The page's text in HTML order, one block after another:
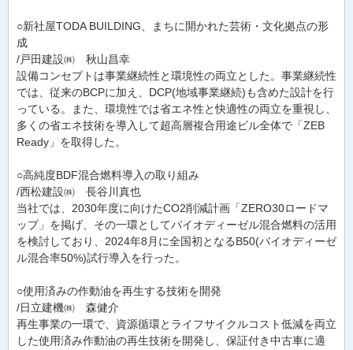
○新社屋TODA BUILDING、まちに開かれた芸術・文化拠点の形
成
/戸田建設㈱ 秋山昌幸
設備コンセプトは事業継続性と環境性の両立とした。事業継続性
では、従来のBCPに加え、DCP(地域事業継続)も含めた設計を行
っている。また、環境性では省エネ性と快適性の両立を重視し、
多くの省エネ技術を導入して超高層複合用途ビル全体で「ZEB
Ready」を取得した。
○高純度BDF混合燃料導入の取り組み
/西松建設㈱ 長谷川真也
当社では、2030年度に向けたCO2削減計画「ZERO30ロードマ
ップ」を掲げ、その一環としてバイオディーゼル混合燃料の活用
を検討しており、2024年8月に全国初となるB50(バイオディーゼ
ル混合率50%)試行導入を行った。
○使用済みの作動油を再生する技術を開発
/日立建機㈱ 森健介
再生事業の一環で、資源循環とライフサイクルコスト低減を両立
した使用済み作動油の再生技術を開発し、保証付き中古車に適